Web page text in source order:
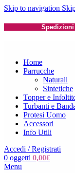
Skip to navigation
Home
Parrucche
Naturali
Sintetiche
Topper e
Turbanti e
Protesi Uomo
Accessori
Info Utili
Accedi / Registrati
0 oggetti 0,00€
Menu